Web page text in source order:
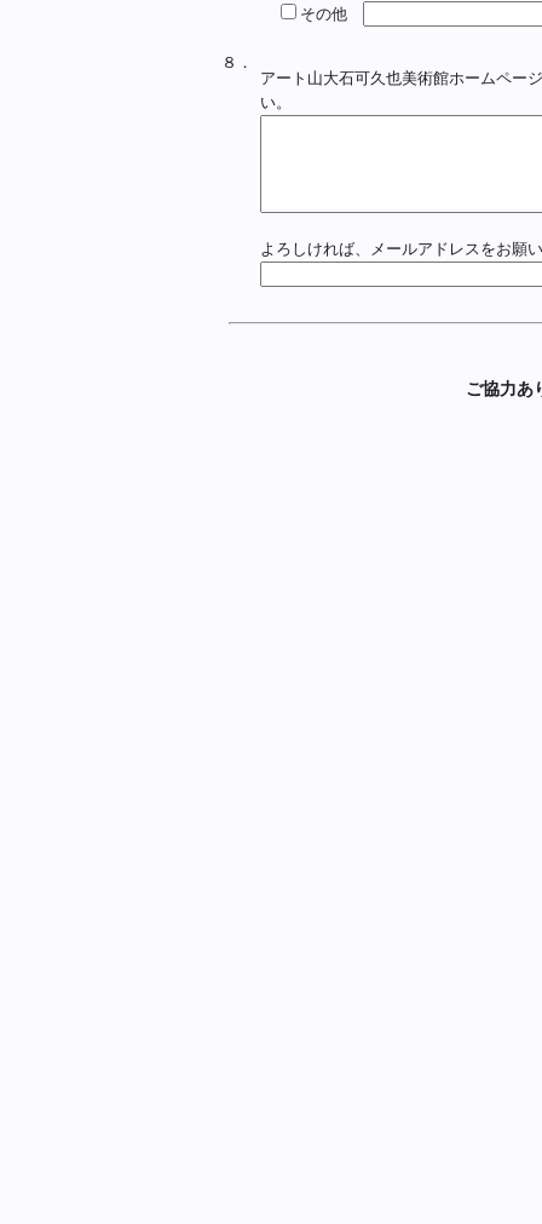
その他
８．
アート山大石可久也美術館ホームペー
い。
よろしければ、メールアドレスをお願
ご協力あ